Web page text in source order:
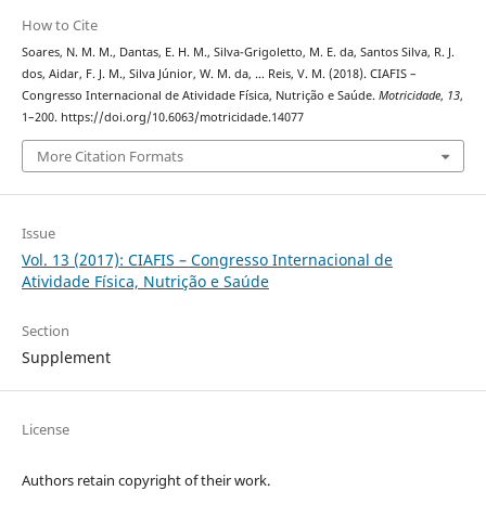
How to Cite
Soares, N. M. M., Dantas, E. H. M., Silva-Grigoletto, M. E. da, Santos Silva, R. J.
dos, Aidar, F. J. M., Silva Júnior, W. M. da, … Reis, V. M. (2018). CIAFIS –
Congresso Internacional de Atividade Física, Nutrição e Saúde. Motricidade, 13,
1–200. https://doi.org/10.6063/motricidade.14077
More Citation Formats
Issue
Vol. 13 (2017): CIAFIS – Congresso Internacional de
Atividade Física, Nutrição e Saúde
Section
Supplement
License
Authors retain copyright of their work.